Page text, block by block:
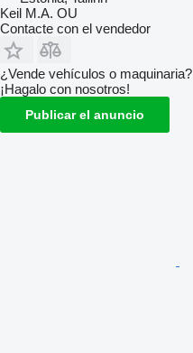
Keil M.A. OU
Contacte con el vendedor
¿Vende vehículos o maquinaria?
¡Hagalo con nosotros!
Publicar el anuncio